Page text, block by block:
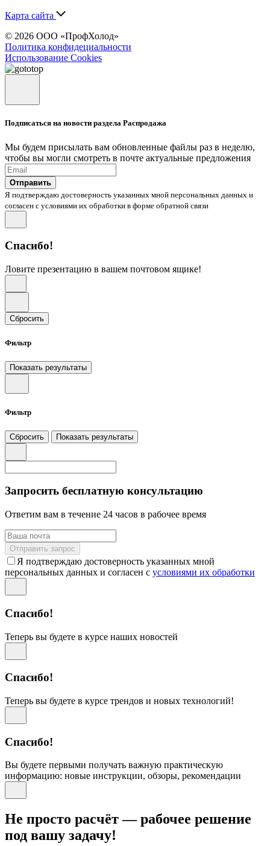
Карта сайта
© 2026 ООО «ПрофХолод»
Политика конфидециальности
Использование Cookies
Подписаться на новости раздела Распродажа
Мы будем присылать вам обновленные файлы раз в неделю,
чтобы вы могли смотреть в почте актуальные предложения
Отправить
Я подтверждаю достоверность указанных мной персональных данных и
согласен с условиями их обработки в форме обратной связи
Спасибо!
Ловите презентацию в вашем почтовом ящике!
Сбросить
Фильтр
Показать результаты
Фильтр
Сбросить Показать результаты
Запросить бесплатную консультацию
Ответим вам в течение 24 часов в рабочее время
Отправить запрос
Я подтверждаю достоверность указанных мной
персональных данных и согласен с условиями их обработки
Спасибо!
Теперь вы будете в курсе наших новостей
Спасибо!
Теперь вы будете в курсе трендов и новых технологий!
Спасибо!
Вы будете первыми получать важную практическую
информацию: новые инструкции, обзоры, рекомендации
Не просто расчёт — рабочее решение
под вашу задачу!